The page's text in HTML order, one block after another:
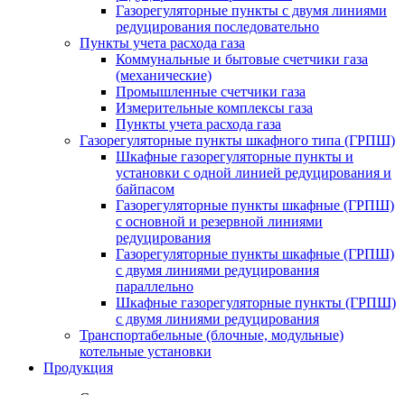
Газорегуляторные пункты с двумя линиями
редуцирования последовательно
Пункты учета расхода газа
Коммунальные и бытовые счетчики газа
(механические)
Промышленные счетчики газа
Измерительные комплексы газа
Пункты учета расхода газа
Газорегуляторные пункты шкафного типа (ГРПШ)
Шкафные газорегуляторные пункты и
установки c одной линией редуцирования и
байпасом
Газорегуляторные пункты шкафные (ГРПШ)
с основной и резервной линиями
редуцирования
Газорегуляторные пункты шкафные (ГРПШ)
с двумя линиями редуцирования
параллельно
Шкафные газорегуляторные пункты (ГРПШ)
c двумя линиями редуцирования
Транспортабельные (блочные, модульные)
котельные установки
Продукция